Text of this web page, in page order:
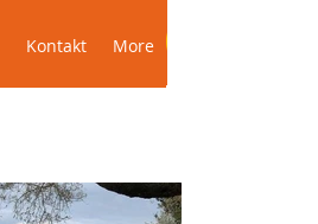
Über uns More
Kontakt More